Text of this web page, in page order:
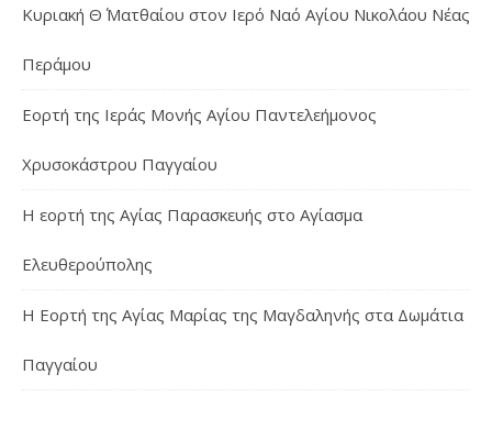
Κυριακή Θ΄ Ματθαίου στον Ιερό Ναό Αγίου Νικολάου Νέας
Περάμου
Εορτή της Ιεράς Μονής Αγίου Παντελεήμονος
Χρυσοκάστρου Παγγαίου
Η εορτή της Αγίας Παρασκευής στο Αγίασμα
Ελευθερούπολης
H Εορτή της Αγίας Μαρίας της Μαγδαληνής στα Δωμάτια
Παγγαίου